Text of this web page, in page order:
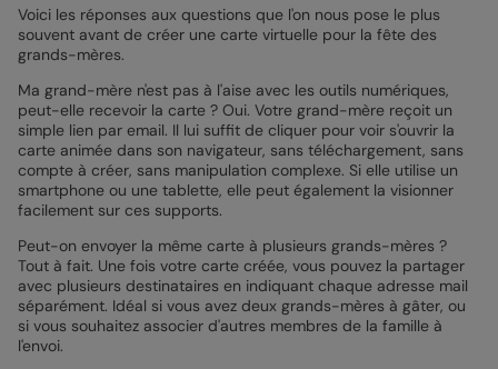
Voici les réponses aux questions que l'on nous pose le plus
souvent avant de créer une carte virtuelle pour la fête des
grands-mères.
Ma grand-mère n'est pas à l'aise avec les outils numériques,
peut-elle recevoir la carte ? Oui. Votre grand-mère reçoit un
simple lien par email. Il lui suffit de cliquer pour voir s'ouvrir la
carte animée dans son navigateur, sans téléchargement, sans
compte à créer, sans manipulation complexe. Si elle utilise un
smartphone ou une tablette, elle peut également la visionner
facilement sur ces supports.
Peut-on envoyer la même carte à plusieurs grands-mères ?
Tout à fait. Une fois votre carte créée, vous pouvez la partager
avec plusieurs destinataires en indiquant chaque adresse mail
séparément. Idéal si vous avez deux grands-mères à gâter, ou
si vous souhaitez associer d'autres membres de la famille à
l'envoi.